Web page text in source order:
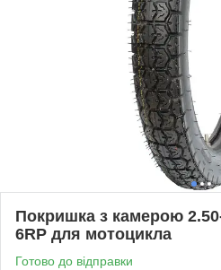
Покришка з камерою
6RP для мотоцикла
Готово до відправки